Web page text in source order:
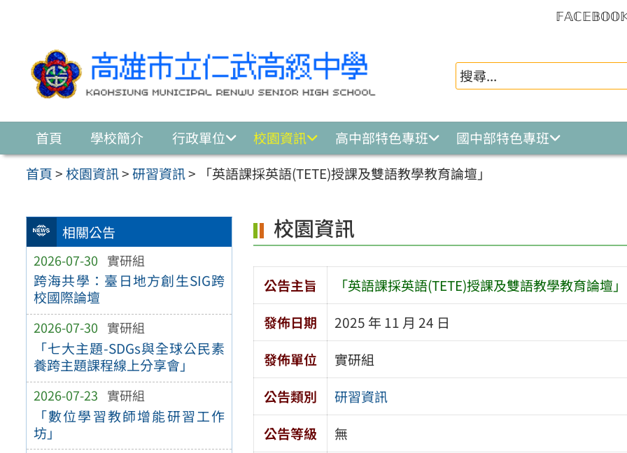
首頁 學校簡介 行政單位 校園資訊 高中部特色專班
國中部特色專班
首頁>校園資訊>研習資訊> 「英語課採英語(TETE)授課及雙語教學教育論壇」
相關公告
2026-07-30 實研組
跨海共學：臺日地方創生SIG跨
校國際論壇
2026-07-30 實研組
「七大主題-SDGs與全球公民素
養跨主題課程線上分享會」
2026-07-23 實研組
「數位學習教師增能研習工作
坊」
校園資訊
公告主旨
「英語課採英語(TETE)授課及雙語教學教育論壇」
發佈日期
2025 年 11 月 24 日
發佈單位
實研組
公告類別
研習資訊
公告等級
無